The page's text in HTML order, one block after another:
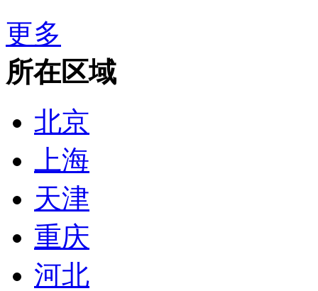
更多
所在区域
北京
上海
天津
重庆
河北